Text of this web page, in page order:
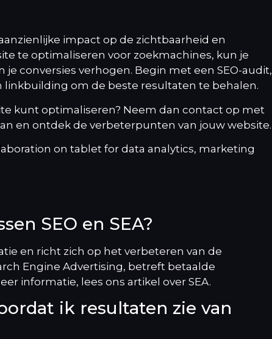
impact op de zichtbaarheid en
te optimaliseren voor zoekmachines, kun je
conversies verhogen. Begin met een SEO-audit,
om de beste resultaten te behalen.
kunt optimaliseren? Neem dan contact op met
en ontdek de verbeterpunten van jouw website.
SEO en SEA?
en richt zich op het verbeteren van de
Engine Advertising, betreft betaalde
informatie, lees ons artikel over SEA.
ik resultaten zie van